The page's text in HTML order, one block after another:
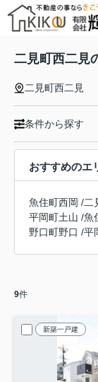
二見町西二見
二見町西二見
条件から探す
おすすめのエ
魚住町西岡 /二
平岡町土山 /魚
野口町野口 /平
9件
新築一戸建